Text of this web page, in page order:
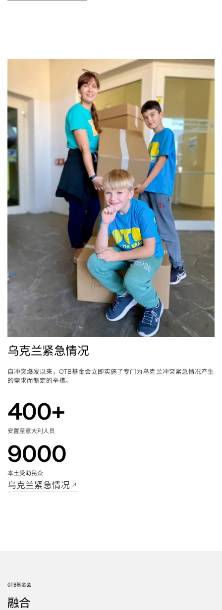
乌克兰紧急情况
自冲突爆发以来，OTB基金会立即实施了专门为乌克兰冲突紧急情况产生
的需求而制定的举措。
400+
安置至意大利人员
9000
本土受助民众
乌克兰紧急情况
OTB基金会
融合